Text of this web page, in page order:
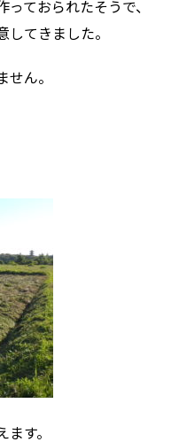
ておられたそうで、
してきました。
せん。
す。